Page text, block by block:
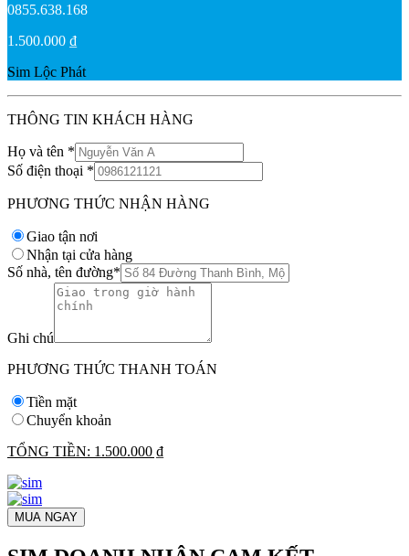
0855.638.168
1.500.000 ₫
Sim Lộc Phát
THÔNG TIN KHÁCH HÀNG
Họ và tên *
Số điện thoại *
PHƯƠNG THỨC NHẬN HÀNG
Giao tận nơi
Nhận tại cửa hàng
Số nhà, tên đường*
Ghi chú
PHƯƠNG THỨC THANH TOÁN
Tiền mặt
Chuyển khoản
TỔNG TIỀN: 1.500.000 ₫
MUA NGAY